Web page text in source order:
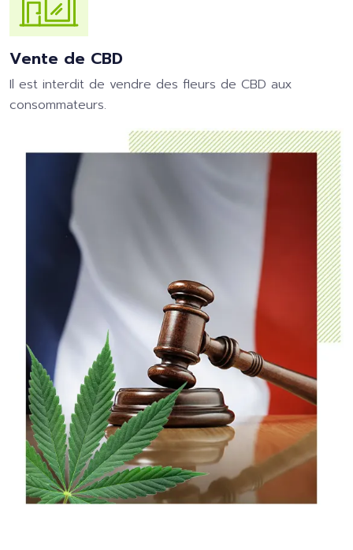
Vente de CBD
Il est interdit de vendre des fleurs de CBD aux
consommateurs.